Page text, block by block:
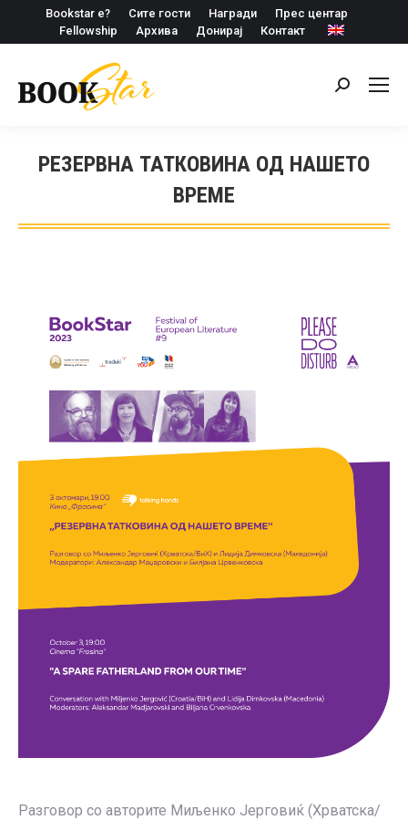
Bookstar е? Сите гости Награди
Прес центар
Fellowship
Архива Донирај Контакт
Search:
РЕЗЕРВНА ТАТКОВИНА ОД НАШЕТО
ВРЕМЕ
Разговор со авторите Миљенко Јерговиќ (Хрватска/